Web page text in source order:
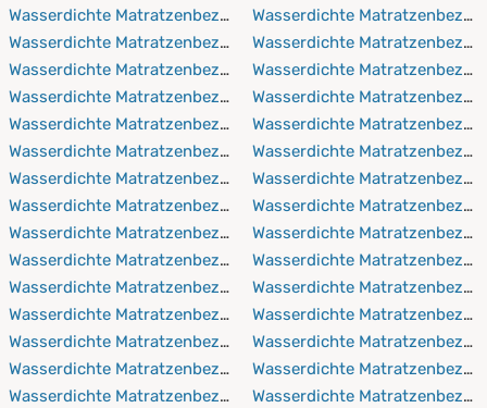
Wasserdichte Matratzenbezüge 80x210 cm
Wasserdichte Matratzenbezüge 80x220 cm
Wasserdichte Matratzenbezüge 90x190 cm
Wasserdichte Matratzenbezüge 90x200 cm
Wasserdichte Matratzenbezüge 90x210 cm
Wasserdichte Matratzenbezüge 90x220 cm
Wasserdichte Matratzenbezüge 100x190 cm
Wasserdichte Matratzenbezüge 100x200 cm
Wasserdichte Matratzenbezüge 100x210 cm
Wasserdichte Matratzenbezüge 100x220 cm
Wasserdichte Matratzenbezüge 110x190 cm
Wasserdichte Matratzenbezüge 110x200 cm
Wasserdichte Matratzenbezüge 110x210 cm
Wasserdichte Matratzenbezüge 110x220 cm
Wasserdichte Matratzenbezüge 120x190 cm
Wasserdichte
Wasserdichte
Wasserdichte
Wasserdichte
Wasserdichte
Wasserdichte
Wasserdichte
Wasserdichte
Wasserdichte
Wasserdichte
Wasserdichte
Wasserdichte
Wasserdichte
Wasserdichte
Wasserdichte